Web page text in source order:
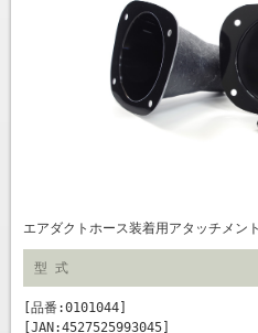
エアダクトホース装着用アタッチメン
型 式
[品番:0101044]
[JAN:4527525993045]